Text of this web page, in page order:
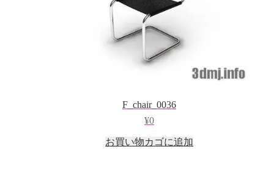
F_chair_0036
¥0
お買い物カゴに追加